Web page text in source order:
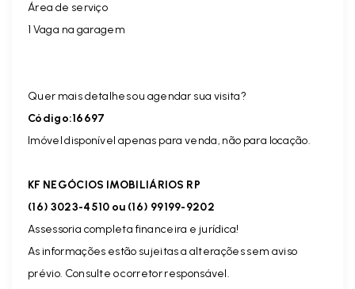
Área de serviço
1 Vaga na garagem
Quer mais detalhes ou agendar sua visita?
Código:16697
Imóvel disponível apenas para venda, não para locação.
KF NEGÓCIOS IMOBILIÁRIOS RP
(16) 3023-4510 ou (16) 99199-9202
Assessoria completa financeira e jurídica!
As informações estão sujeitas a alterações sem aviso
prévio. Consulte o corretor responsável.